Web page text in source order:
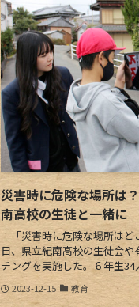
災害時に危険な場所
南高校の生徒と一緒に
「災害時に危険な場所はど
日、県立紀南高校の生徒会
チングを実施した。６年生34
2023-12-15 教育